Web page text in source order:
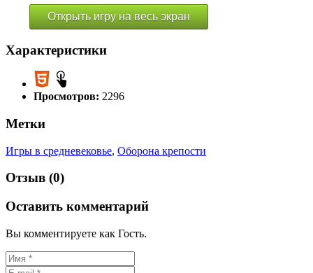
Открыть игру на весь экран
Характеристики
Просмотров: 2296
Метки
Игры в средневековье, Оборона крепости
Отзыв (0)
Оставить комментарий
Вы комментируете как Гость.